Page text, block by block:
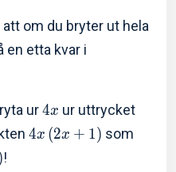
om du bryter ut hela
en etta kvar i
ur4x ur uttrycket
4x (2x + 1) som
!